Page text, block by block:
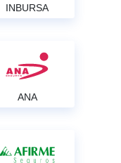
INBURSA
ANA